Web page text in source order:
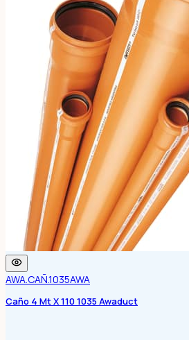
AWA.CAÑ.1035AWA
Caño 4 Mt X 110 1035 Awaduct